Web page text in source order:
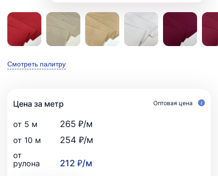
Смотреть палитру
Цена за метр Оптовая цена
от 5 м 265 ₽/м
от 10 м 254 ₽/м
от
рулона
212 ₽/м